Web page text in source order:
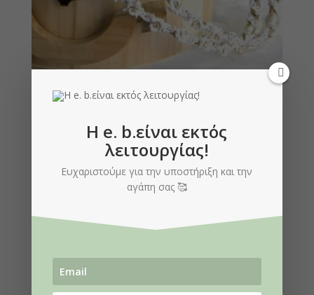
Στέφανα
H e. b.είναι εκτός
λειτουργίας!
Ευχαριστούμε για την υποστήριξη και την
αγάπη σας 🥰